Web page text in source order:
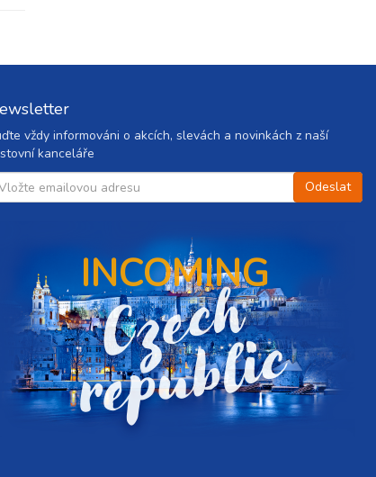
vždy informováni o akcích, slevách a novinkách z naší
kanceláře
INCOMING
C
z
e
c
h
r
e
p
u
b
l
i
c